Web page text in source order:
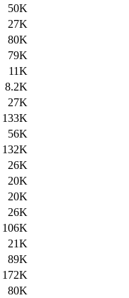
50K
27K
80K
79K
11K
8.2K
27K
133K
56K
132K
26K
20K
20K
26K
106K
21K
89K
172K
80K